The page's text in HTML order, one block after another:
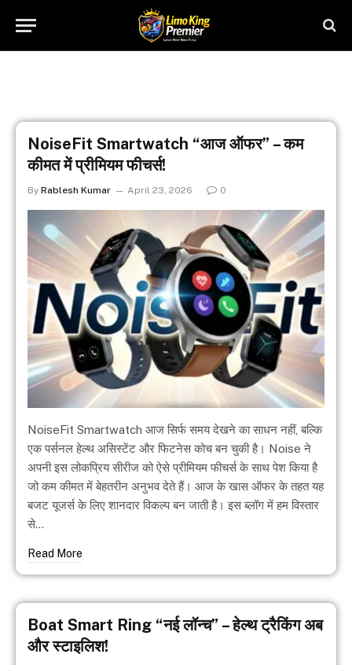
NoiseFit Smartwatch “आज ऑफर” – कम
कीमत में प्रीमियम फीचर्स!
By Rablesh Kumar April 23, 2026 0
NoiseFit Smartwatch आज सिर्फ समय देखने का साधन नहीं, बल्कि
एक पर्सनल हेल्थ असिस्टेंट और फिटनेस कोच बन चुकी है। Noise ने
अपनी इस लोकप्रिय सीरीज को ऐसे प्रीमियम फीचर्स के साथ पेश किया है
जो कम कीमत में बेहतरीन अनुभव देते हैं। आज के खास ऑफर के तहत यह
बजट यूजर्स के लिए शानदार विकल्प बन जाती है। इस ब्लॉग में हम विस्तार
से…
Read More
Boat Smart Ring “नई लॉन्च” – हेल्थ ट्रैकिंग अब
और स्टाइलिश!